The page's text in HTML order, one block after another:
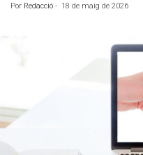
Por Redacció - 18 de maig de 2026